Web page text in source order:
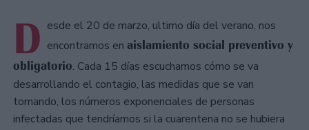
D esde el 20 de marzo, ultimo día del verano, nos
encontramos en aislamiento social preventivo y
obligatorio. Cada 15 días escuchamos cómo se va
desarrollando el contagio, las medidas que se van
tomando, los números exponenciales de personas
infectadas que tendríamos si la cuarentena no se hubiera